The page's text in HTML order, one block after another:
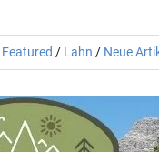
Featured / Lahn / Neue